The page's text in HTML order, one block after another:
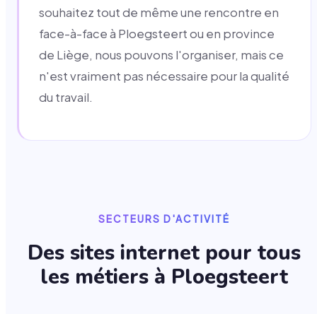
souhaitez tout de même une rencontre en
face-à-face à Ploegsteert ou en province
de Liège, nous pouvons l'organiser, mais ce
n'est vraiment pas nécessaire pour la qualité
du travail.
SECTEURS D'ACTIVITÉ
Des sites internet pour tous
les métiers à Ploegsteert